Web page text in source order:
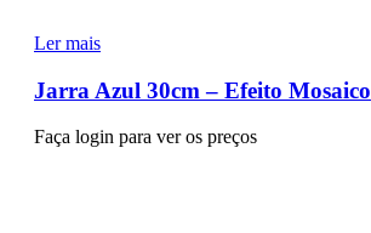
Ler mais
Jarra Azul 30cm – Efeito Mosaico
Faça login para ver os preços